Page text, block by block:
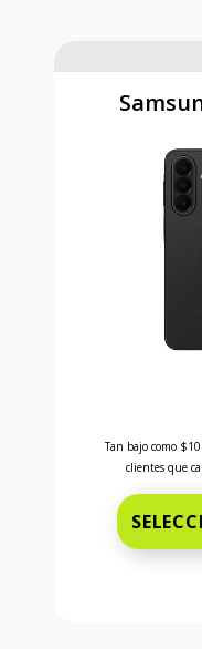
Antes el
Tan bajo como
clientes que